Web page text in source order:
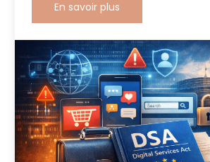
En savoir plus